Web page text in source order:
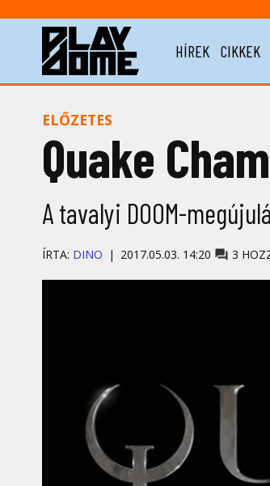
HÍREK CIKKEK
ELŐZETES
Quake
A tavalyi DOOM-
ÍRTA: DINO 2017.05.03. 14:20 3